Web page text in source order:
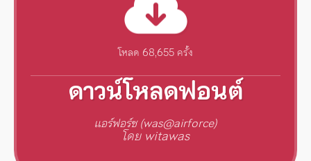
โหลด 68,655 ครั้ง
ดาวน์โหลดฟอนต์
แอร์ฟอร์ซ (was@airforce)
โดย witawas